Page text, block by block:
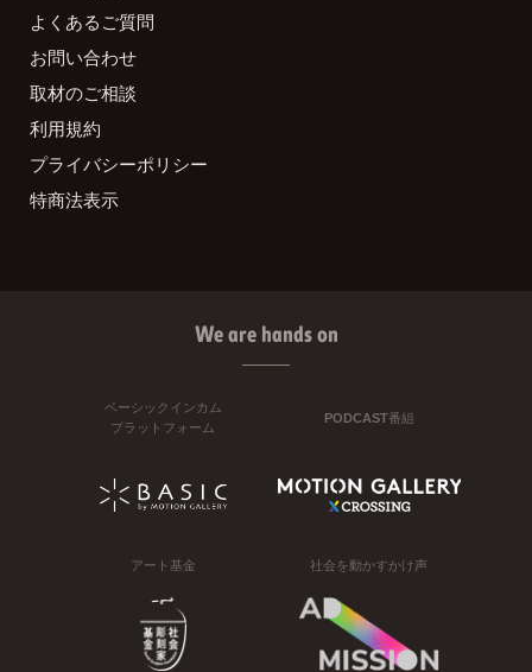
よくあるご質問
お問い合わせ
取材のご相談
利用規約
プライバシーポリシー
特商法表示
We are hands on
ベーシックインカム
プラットフォーム
PODCAST番組
アート基金 社会を動かすかけ声